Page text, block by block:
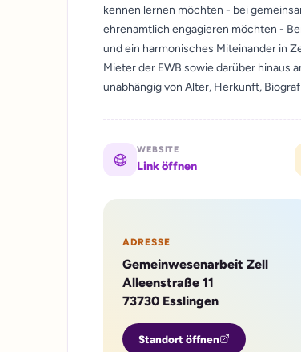
kennen lernen möchten - bei
ehrenamtlich engagieren möchten -
und ein harmonisches Miteinander in
Mieter der EWB sowie darüber hinaus
unabhängig von Alter, Herkunft,
WEBSITE
Link öffnen
ADRESSE
Gemeinwesenarbeit Zell
Alleenstraße 11
73730 Esslingen
Standort öffnen